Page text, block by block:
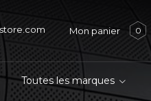
Mon panier 0
Toutes les marques